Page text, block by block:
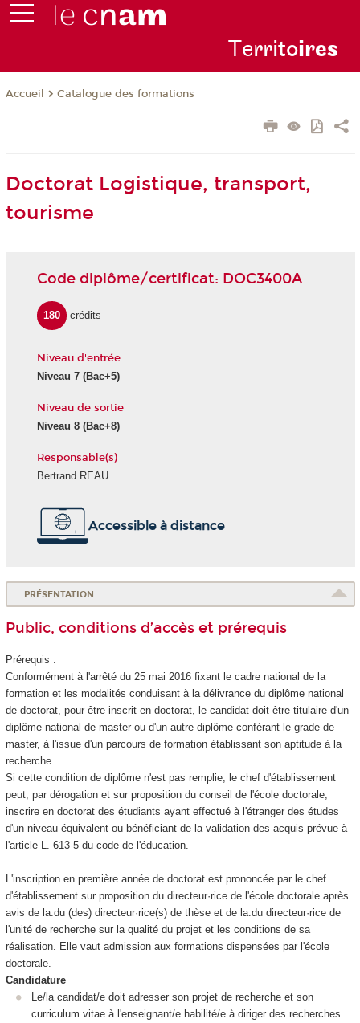
Territoires
Accueil Catalogue des formations
Doctorat Logistique, transport,
tourisme
Code diplôme/certificat: DOC3400A
180 crédits
Niveau d'entrée
Niveau 7 (Bac+5)
Niveau de sortie
Niveau 8 (Bac+8)
Responsable(s)
Bertrand REAU
Accessible à distance
PRÉSENTATION
Public, conditions d’accès et prérequis
Prérequis :
Conformément à l'arrêté du 25 mai 2016 fixant le cadre national de la
formation et les modalités conduisant à la délivrance du diplôme national
de doctorat, pour être inscrit en doctorat, le candidat doit être titulaire d'un
diplôme national de master ou d'un autre diplôme conférant le grade de
master, à l'issue d'un parcours de formation établissant son aptitude à la
recherche.
Si cette condition de diplôme n'est pas remplie, le chef d'établissement
peut, par dérogation et sur proposition du conseil de l'école doctorale,
inscrire en doctorat des étudiants ayant effectué à l'étranger des études
d'un niveau équivalent ou bénéficiant de la validation des acquis prévue à
l'article L. 613-5 du code de l'éducation.
L'inscription en première année de doctorat est prononcée par le chef
d'établissement sur proposition du directeur·rice de l'école doctorale après
avis de la.du (des) directeur·rice(s) de thèse et de la.du directeur·rice de
l'unité de recherche sur la qualité du projet et les conditions de sa
réalisation. Elle vaut admission aux formations dispensées par l'école
doctorale.
Candidature
Le/la candidat/e doit adresser son projet de recherche et son
curriculum vitae à l'enseignant/e habilité/e à diriger des recherches